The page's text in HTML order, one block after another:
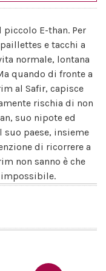
E-than. Per
e tacchi a
normale, lontana
quando di fronte a
al Safir, capisce
rischia di non
suo nipote ed
suo paese, insieme
di ricorrere a
non sanno è che